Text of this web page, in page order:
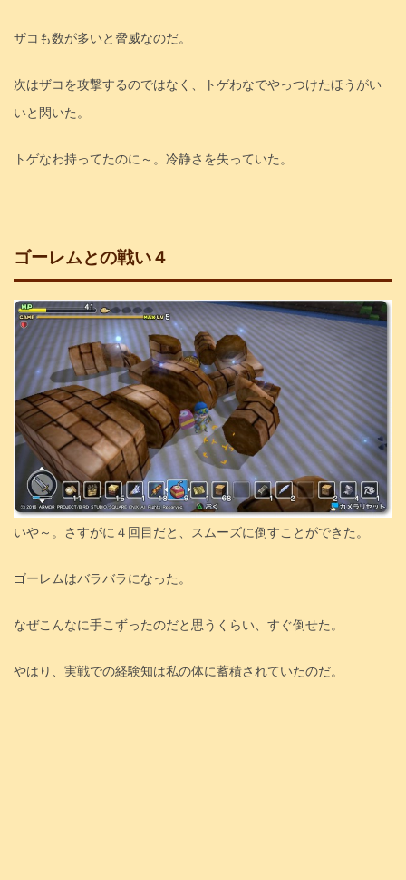
ザコも数が多いと脅威なのだ。
次はザコを攻撃するのではなく、トゲわなでやっつけたほうがい
いと閃いた。
トゲなわ持ってたのに～。冷静さを失っていた。
ゴーレムとの戦い４
いや～。さすがに４回目だと、スムーズに倒すことができた。
ゴーレムはバラバラになった。
なぜこんなに手こずったのだと思うくらい、すぐ倒せた。
やはり、実戦での経験知は私の体に蓄積されていたのだ。